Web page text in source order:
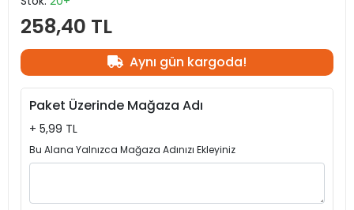
258,40 TL
Aynı gün kargoda!
Paket Üzerinde Mağaza Adı
+ 5,99 TL
Bu Alana Yalnızca Mağaza Adınızı Ekleyiniz